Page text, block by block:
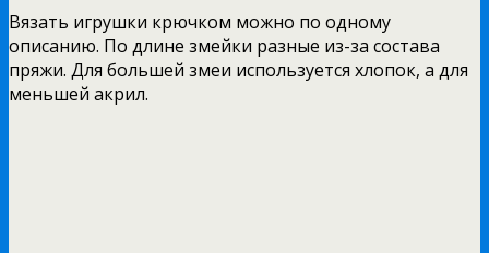
Вязать игрушки крючком можно по одному
описанию. По длине змейки разные из-за состава
пряжи. Для большей змеи используется хлопок, а для
меньшей акрил.